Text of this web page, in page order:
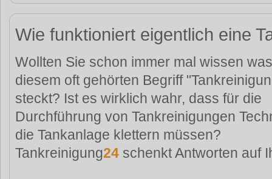
Wie funktioniert eigentlich eine
Wollten Sie schon immer mal wissen
diesem oft gehörten Begriff
steckt? Ist es wirklich wahr, dass für die
Durchführung von Tankreinigungen
die Tankanlage klettern müssen?
Tankreinigung24 schenkt Antworten auf